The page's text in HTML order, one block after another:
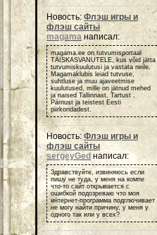
Новость: Флэш игры и
флэш сайты
magama написал:
magama.ee on tutvumisportaal
TÄISKASVANUTELE, kus võid jätta
tutvumiskuulutusi ja vastata neile.
Magamaklubis leiad tutvuse,
suhtluse ja muu ajaveetmise
kuulutused, mille on jätnud mehed
ja naised Tallinnast, Tartust ,
Pärnust ja teistest Eesti
piirkondadest.
Новость: Флэш игры и
флэш сайты
sergeyGed написал:
Здравствуйте, извиняюсь если
пишу не туда, у меня на компе
что-то сайт открывается с
ошибкой подозреваю что моя
интернет-программа подглючивает
не могу найти причину, у меня у
одного так или у всех?